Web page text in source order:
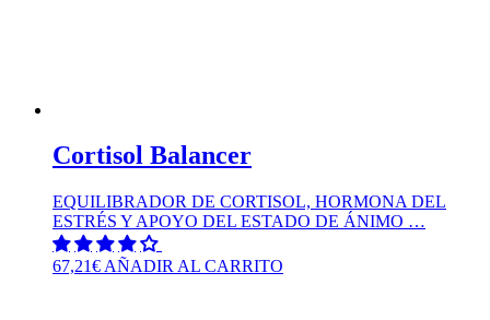
Cortisol Balancer
EQUILIBRADOR DE CORTISOL, HORMONA DEL
ESTRÉS Y APOYO DEL ESTADO DE ÁNIMO …
67,21€ AÑADIR AL CARRITO